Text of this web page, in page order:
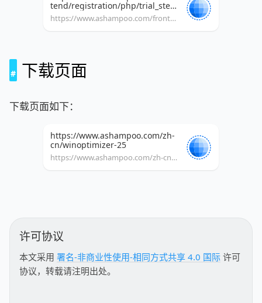
tend/registration/php/trial_step
1.php?
edition_id=ohyk4yrkq3cgy9mu3c
aorknub3egixif
https://www.ashampoo.com/frontend/registration/php/trial_step1.php?edition_id=ohyk4yrkq3cgy9mu3caorknub3egixif
下载页面
下载页面如下：
https://www.ashampoo.com/zh-
cn/winoptimizer-25
https://www.ashampoo.com/zh-cn/winoptimizer-25
许可协议
本文采用 署名-非商业性使用-相同方式共享 4.0 国际 许可
协议，转载请注明出处。